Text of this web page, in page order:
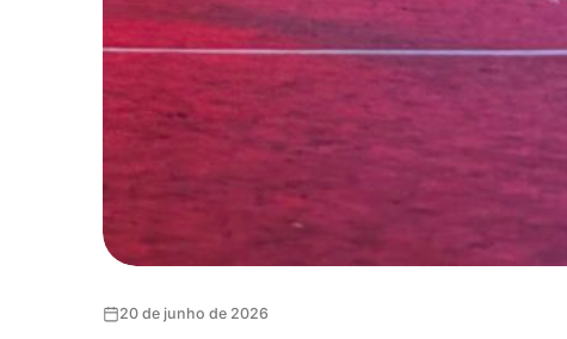
20 de junho de 2026